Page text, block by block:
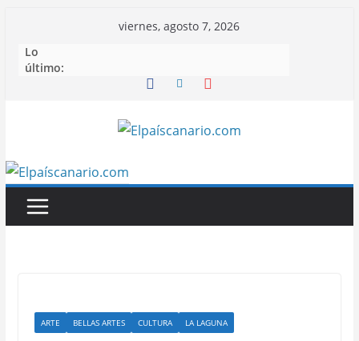
contenido
viernes, agosto 7, 2026
Lo
último:
ARTE BELLAS ARTES CULTURA LA LAGUNA